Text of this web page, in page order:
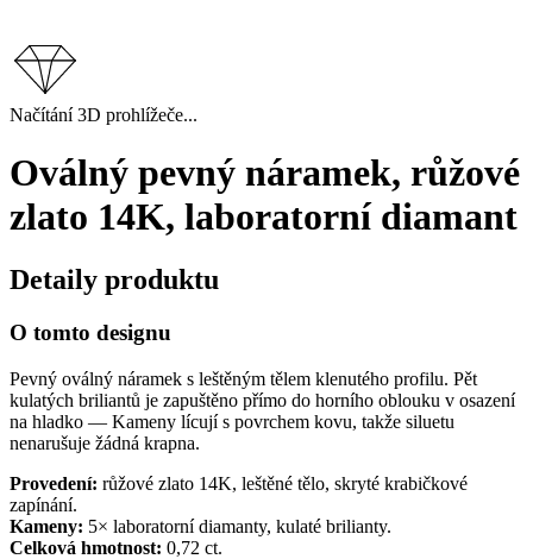
Načítání 3D prohlížeče...
Oválný pevný náramek, růžové
zlato 14K, laboratorní diamant
Detaily produktu
O tomto designu
Pevný oválný náramek s leštěným tělem klenutého profilu. Pět
kulatých briliantů je zapuštěno přímo do horního oblouku v osazení
na hladko — Kameny lícují s povrchem kovu, takže siluetu
nenarušuje žádná krapna.
Provedení: růžové zlato 14K, leštěné tělo, skryté krabičkové
zapínání.
Kameny: 5× laboratorní diamanty, kulaté brilianty.
Celková hmotnost: 0,72 ct.